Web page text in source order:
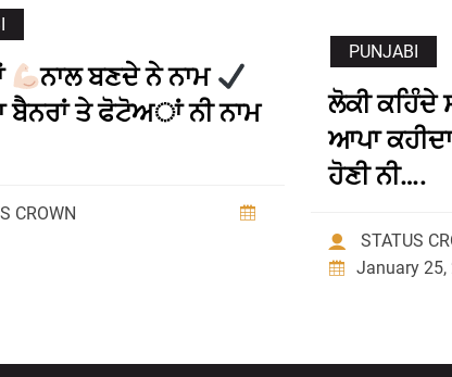
ਨਾਲ ਬਣਦੇ ਨੇ ਨਾਮ
ਬੈਨਰਾਂ ਤੇ ਫੋਟੋਅਾਂ ਨੀ ਨਾਮ
CROWN
PUNJABI
ਲੋਕੀ ਕਹਿੰਦੇ
ਆਪਾ
ਹੋਣੀ ਨੀ….
STATUS
January 25,